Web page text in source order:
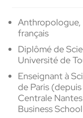
Anthropologue,
français
Diplômé de
Université de
Enseignant à
de Paris
Centrale
Business